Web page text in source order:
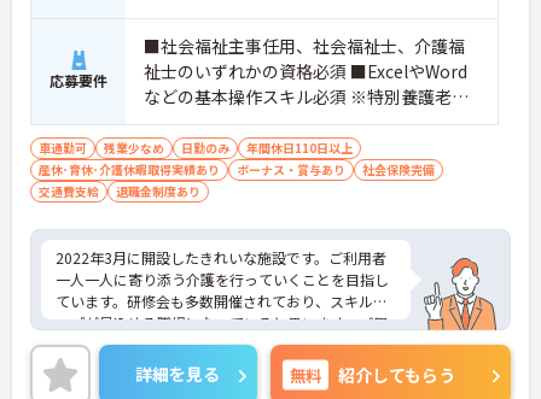
応募要件
■社会福祉主事任用、社会福祉士、介護福
祉士のいずれかの資格必須 ■ExcelやWord
などの基本操作スキル必須 ※特別養護老人
ホームでの経験があればなお可
車通勤可 残業少なめ 日勤のみ
年間休日110日以上
産休･育休･介護休暇取得実績あり
ボーナス・賞与あり
社会保険完備
交通費支給
退職金制度あり
2022年3月に開設したきれいな施設です。ご利用者
一人一人に寄り添う介護を行っていくことを目指し
ています。研修会も多数開催されており、スキルア
ップが見込める職場になっていると思います。ご興
味のある方には、面接対策ポイントなど、さらに詳
細をお話しいたしますのでお気軽にご相談くださ
い！
詳細を見る 無料 紹介してもらう